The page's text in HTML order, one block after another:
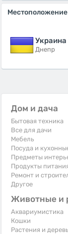
Местоположение
Украина
Днепр
Дом и дача
Бытовая техника
Все для дачи
Мебель
Посуда и
Предметы
Продукты
Ремонт и
Другое
Животные и
Аквариумистика
Кошки
Растения и